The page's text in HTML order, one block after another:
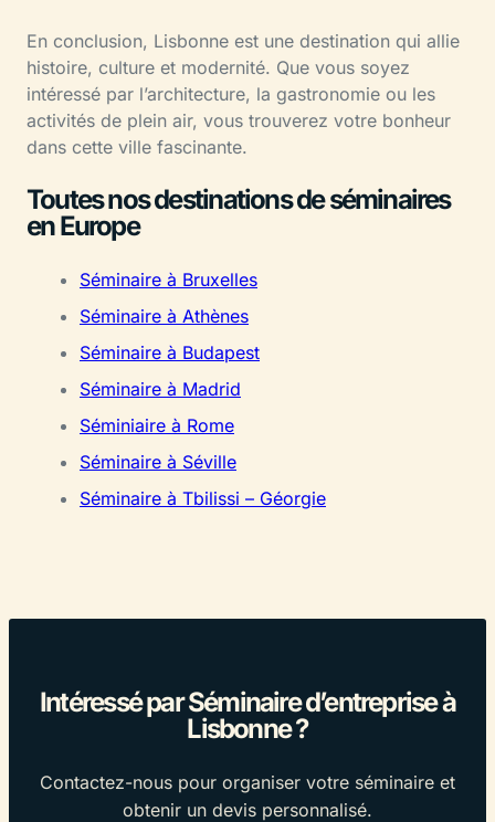
En conclusion, Lisbonne est une destination qui allie
histoire, culture et modernité. Que vous soyez
intéressé par l’architecture, la gastronomie ou les
activités de plein air, vous trouverez votre bonheur
dans cette ville fascinante.
Toutes nos destinations de séminaires
en Europe
Séminaire à Bruxelles
Séminaire à Athènes
Séminaire à Budapest
Séminaire à Madrid
Séminiaire à Rome
Séminaire à Séville
Séminaire à Tbilissi – Géorgie
Intéressé par Séminaire d’entreprise à
Lisbonne ?
Contactez-nous pour organiser votre séminaire et
obtenir un devis personnalisé.